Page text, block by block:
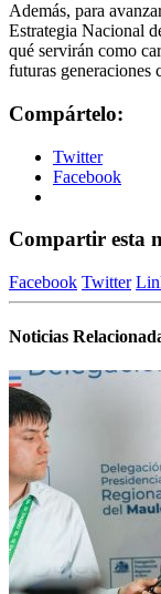
Además, para
Estrategia Nacional
qué servirán como
futuras generaciones
Compártelo:
Twitter
Facebook
Compartir esta
Facebook Twitter
Noticias